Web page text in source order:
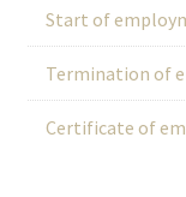
Start of
Termination of
Certificate of